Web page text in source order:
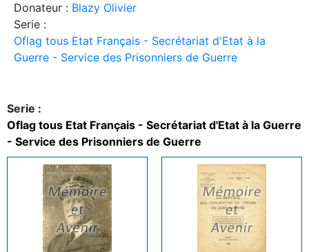
Donateur : Blazy Olivier
Serie :
Oflag tous Etat Français - Secrétariat d'Etat à la
Guerre - Service des Prisonniers de Guerre
Serie :
Oflag tous Etat Français - Secrétariat d'Etat à la Guerre
- Service des Prisonniers de Guerre